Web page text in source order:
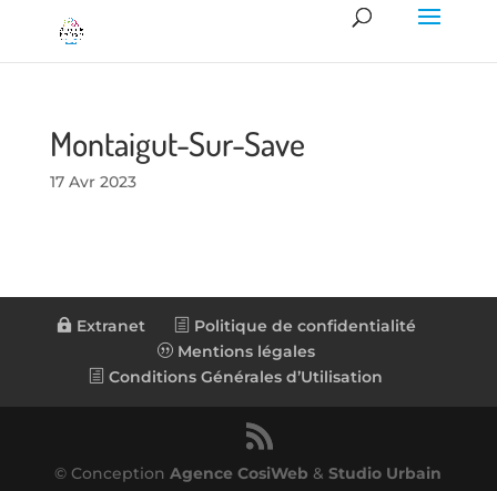
Montaigut-Sur-Save
17 Avr 2023
Extranet
Politique de confidentialité
Mentions légales
Conditions Générales d’Utilisation
© ConceptionAgence CosiWeb &Studio Urbain